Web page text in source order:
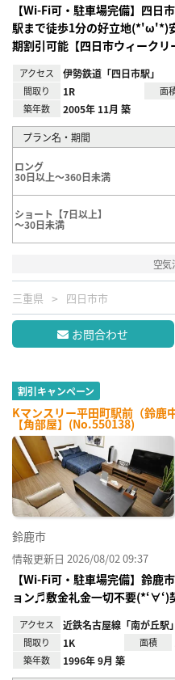
【Wi-Fi可・駐車場完備】四日
駅まで徒歩1分の好立地(*'ω'*)
期割引可能【四日市ウィークリ
アクセス 伊勢鉄道「四日市駅」
間取り 1R 面
築年数 2005年 11月 築
プラン名・期間
ロング
30日以上～360日未満
ショート【7日以上】
～30日未満
空気
三重県 四日市市
お問合わせ
割引キャンペーン
Kマンスリー平田町駅前（鈴鹿
【角部屋】(No.550138)
鈴鹿市
情報更新日 2026/08/02 09:37
【Wi-Fi可・駐車場完備】鈴鹿
ョン♬敷金礼金一切不要(*‘∀‘)
アクセス 近鉄名古屋線「南が丘駅」
間取り 1K 面積
築年数 1996年 9月 築